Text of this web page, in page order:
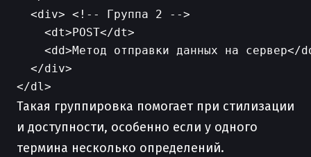
  <div> <!-- Группа 2 -->
    <dt>POST</dt>
<dd>Метод отправки данных на сервер</
  </div>
Такая группировка помогает при стилизации
и доступности, особенно если у одного
термина несколько определений.